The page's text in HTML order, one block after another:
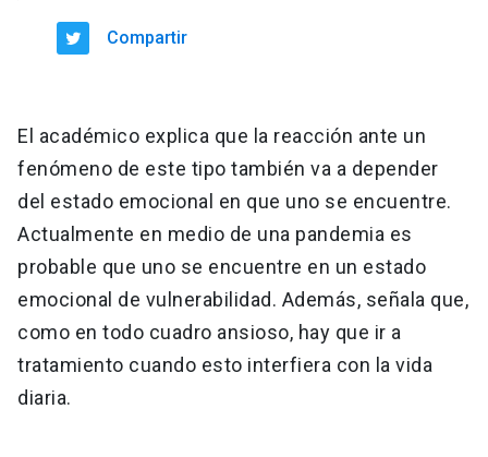
Compartir
El académico explica que la reacción ante un
fenómeno de este tipo también va a depender
del estado emocional en que uno se encuentre.
Actualmente en medio de una pandemia es
probable que uno se encuentre en un estado
emocional de vulnerabilidad. Además, señala que,
como en todo cuadro ansioso, hay que ir a
tratamiento cuando esto interfiera con la vida
diaria.